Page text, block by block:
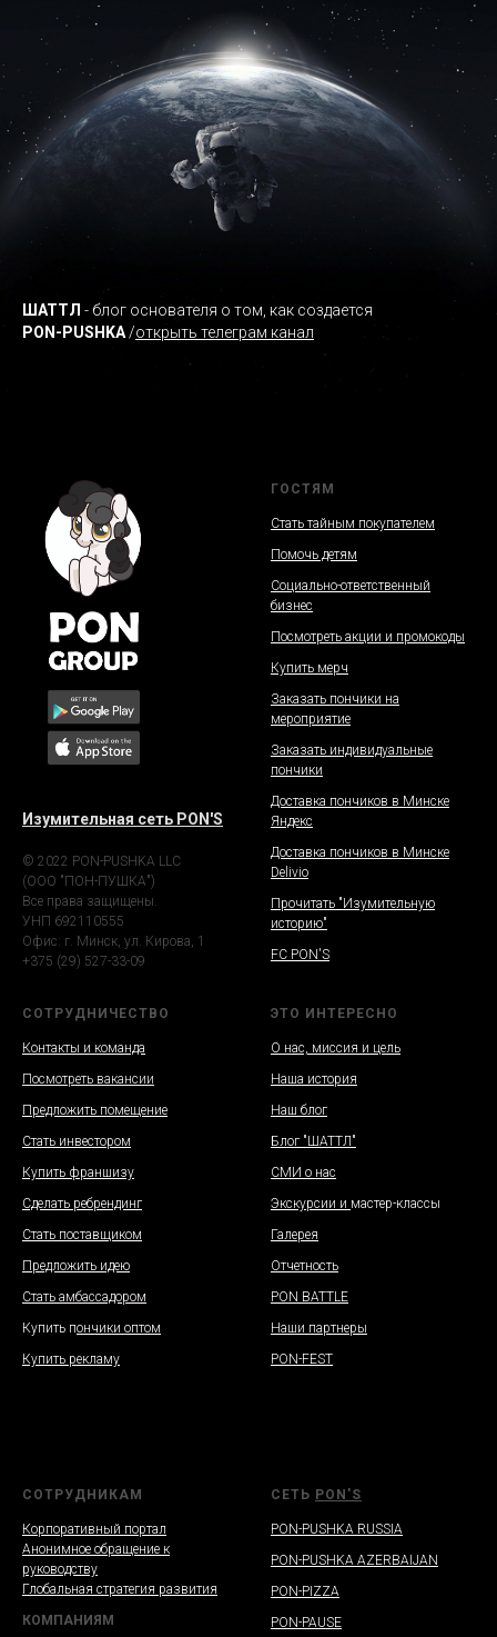
ШАТТЛ - блог основателя о том, как создается
PON-PUSHKA /открыть телеграм канал
Изумительная сеть PON'S
© 2022 PON-PUSHKA LLC
(ООО "ПОН-ПУШКА")
Все права защищены.
УНП 692110555
Офис: г. Минск, ул. Кирова, 1
+375 (29) 527-33-09
ГОСТЯМ
Стать тайным покупателем
Помочь детям
Социально-ответственный
бизнес
Посмотреть акции и промокоды
Купить мерч
Заказать пончики на
мероприятие
Заказать индивидуальные
пончики
Доставка пончиков в Минске
Яндекс
Доставка пончиков в Минске
Delivio
Прочитать "Изумительную
историю"
FC PON'S
СОТРУДНИЧЕСТВО
Контакты и команда
Посмотреть вакансии
Предложить помещение
Стать инвестором
Купить франшизу
Сделать ребрендинг
Стать поставщиком
Предложить идею
Стать амбассадором
Купить пончики оптом
Купить рекламу
ЭТО ИНТЕРЕСНО
О нас, миссия и цель
Наша история
Наш блог
Блог "ШАТТЛ"
СМИ о нас
Экскурсии и мастер-классы
Галерея
Отчетность
PON BATTLE
Наши партнеры
PON-FEST
СОТРУДНИКАМ
Корпоративный портал
Анонимное обращение к
руководству
Глобальная стратегия развития
КОМПАНИЯМ
СЕТЬ PON'S
PON-PUSHKA RUSSIA
PON-PUSHKA AZERBAIJAN
PON-PIZZA
PON-PAUSE